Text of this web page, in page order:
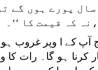
پورے ہوں گے
کہ قیمت کا ‘‘۔
کے ا وپر غروب ہو
کرنا ہو گا۔ رات کا